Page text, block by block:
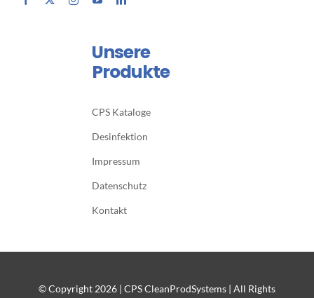
Unsere
Produkte
CPS Kataloge
Desinfektion
Impressum
Datenschutz
Kontakt
© Copyright 2026 | CPS CleanProdSystems | All Rights